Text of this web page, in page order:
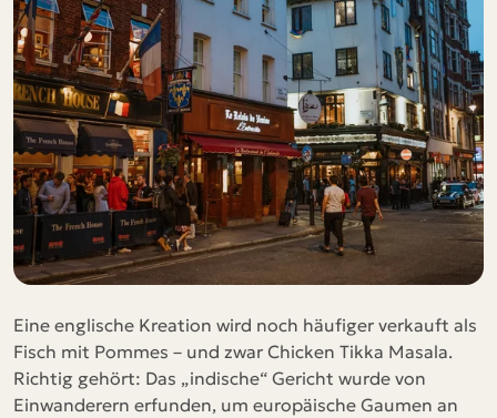
Eine englische Kreation wird noch häufiger verkauft als
Fisch mit Pommes – und zwar Chicken Tikka Masala.
Richtig gehört: Das „indische“ Gericht wurde von
Einwanderern erfunden, um europäische Gaumen an